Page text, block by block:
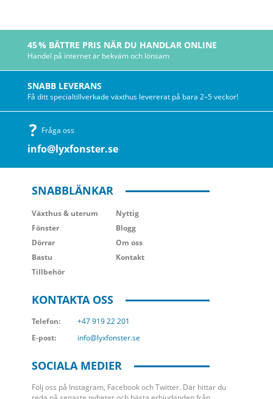
45 % BÄTTRE PRIS NÄR DU HANDLAR ONLINE
Handel på internet är bekväm och lönsam
SNABB LEVERANS
Få ditt specialtillverkade växthus levererat på bara 2–5 veckor!
Fråga oss
info@lyxfonster.se
SNABBLÄNKAR
Växthus& uterum
Fönster
Dörrar
Bastu
Tillbehör
Nyttig
Blogg
Om oss
Kontakt
KONTAKTA OSS
Telefon:
+47 919 22 201
E-post:
info@lyxfonster.se
SOCIALA MEDIER
Följ oss på Instagram, Facebook och Twitter. Där hittar du